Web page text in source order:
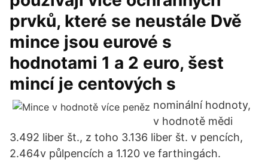
prvků, které se neustále Dvě
mince jsou eurové s
hodnotami 1 a 2 euro, šest
mincí je centových s
nominální hodnoty,
v hodnotě mědi
3.492 liber št., z toho 3.136 liber št. v pencích,
2.464v půlpencích a 1.120 ve farthingách.